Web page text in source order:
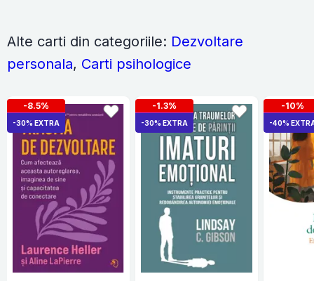
Alte carti din categoriile: Dezvoltare
personala, Carti psihologice
-8.5%
-30% EXTRA
-1.3%
-30% EXTRA
-10%
-40%